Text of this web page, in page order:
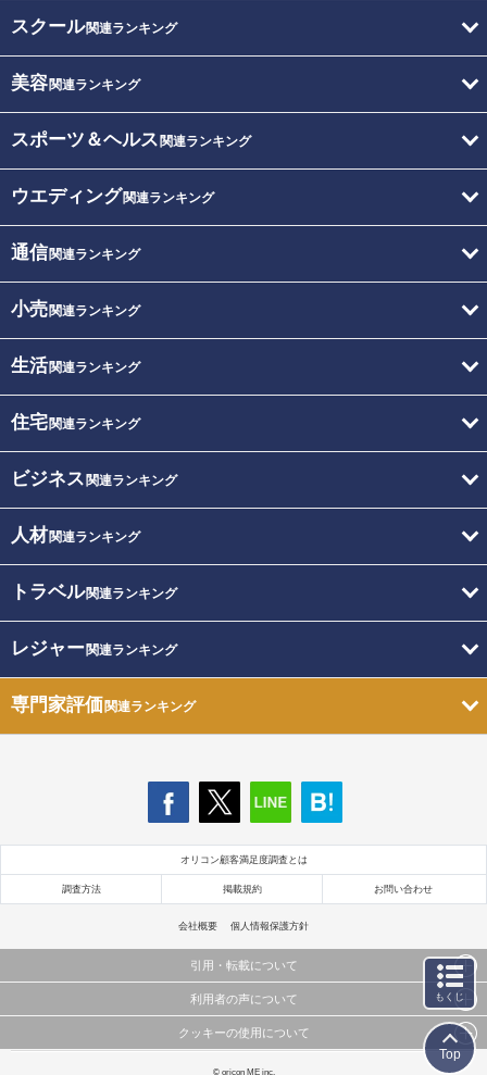
スクール関連ランキング
美容関連ランキング
スポーツ＆ヘルス 関連ランキング
ウエディング関連ランキング
通信関連ランキング
小売関連ランキング
生活関連ランキング
住宅関連ランキング
ビジネス 関連ランキング
人材関連ランキング
トラベル関連ランキング
レジャー関連ランキング
専門家評価関連ランキング
オリコン顧客満足度調査とは
調査方法 掲載規約 お問い合わせ
会社概要 個人情報保護方針
引用・転載について
当サイトで公開されている情報（文字、写真、イラスト、画像データ等）及びこれらの配置・
これらの情報を権利者の許可なく無断転載・複製などの二次利用を行うことは固く禁じており
利用者の声について
当サイトに掲載している内容はすべてサービスの利用者が提出された見解・感想です。
クッキーの使用について
このサイトでは Cookie を使用して、ユーザーに合わせたコンテンツや広告の表示、ソーシャル
© oricon ME inc.
もくじ
Top